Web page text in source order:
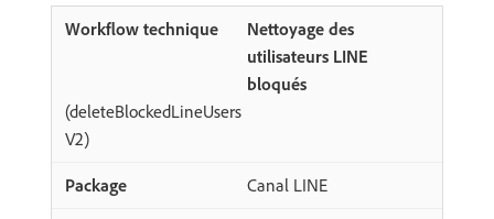
Nettoyage des
utilisateurs LINE
bloqués
(deleteBlockedLineUsers
V2)
Canal LINE